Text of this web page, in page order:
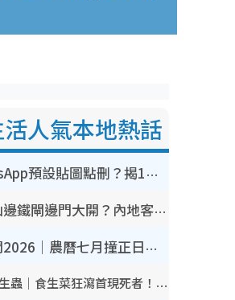
人氣本地熱話
WhatsApp預設貼圖點刪？揭1招「反向操作」還原簡潔介面 附3步實測教學
香港山邊鐵閘邊門大開？內地客困惑意義何在！網民神回覆：呢種叫法理性防禦
鬼門開2026｜農曆七月撞正日全食特別邪？專家警告切忌做一事！揭4大禁忌+2招保平安
奪命寄生蟲｜食生菜狂瀉首現死者！疫潮惡化錄1.8萬宗病例 揭洗菜3大謬誤